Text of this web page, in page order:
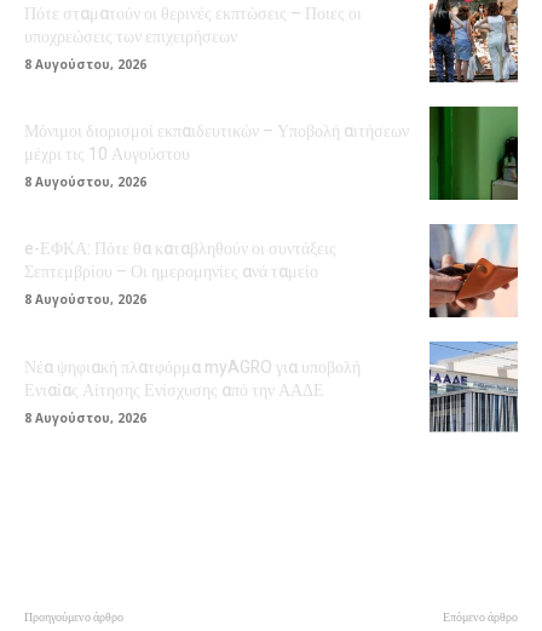
Πότε σταματούν οι θερινές εκπτώσεις – Ποιες οι
υποχρεώσεις των επιχειρήσεων
8 Αυγούστου, 2026
Μόνιμοι διορισμοί εκπαιδευτικών – Υποβολή αιτήσεων
μέχρι τις 10 Αυγούστου
8 Αυγούστου, 2026
e-ΕΦΚΑ: Πότε θα καταβληθούν οι συντάξεις
Σεπτεμβρίου – Οι ημερομηνίες ανά ταμείο
8 Αυγούστου, 2026
Νέα ψηφιακή πλατφόρμα myAGRO για υποβολή
Ενιαίας Αίτησης Ενίσχυσης από την ΑΑΔΕ
8 Αυγούστου, 2026
Προηγούμενο άρθρο Επόμενο άρθρο